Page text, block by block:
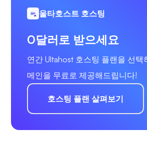
울타호스트 호스팅
0달러로 받으세요
연간 Ultahost 호스팅 플랜을 선택
메인을 무료로 제공해드립니다!
호스팅 플랜 살펴보기